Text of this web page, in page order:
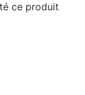
ce produit